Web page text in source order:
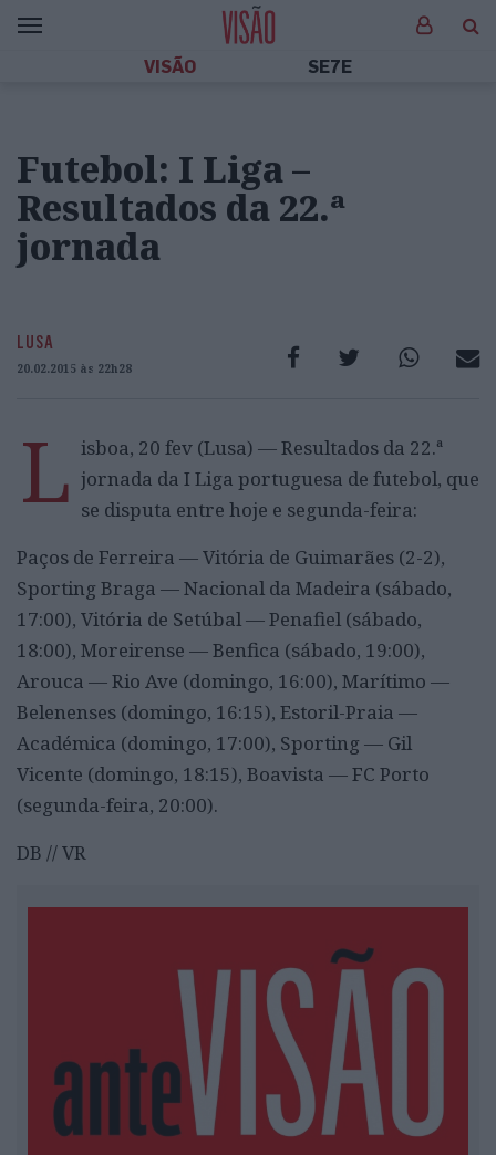
VISÃO SE7E
Futebol: I Liga –
Resultados da 22.ª
jornada
LUSA
20.02.2015 às 22h28
L isboa, 20 fev (Lusa) — Resultados da 22.ª
jornada da I Liga portuguesa de futebol, que
se disputa entre hoje e segunda-feira:
Paços de Ferreira — Vitória de Guimarães (2-2),
Sporting Braga — Nacional da Madeira (sábado,
17:00), Vitória de Setúbal — Penafiel (sábado,
18:00), Moreirense — Benfica (sábado, 19:00),
Arouca — Rio Ave (domingo, 16:00), Marítimo —
Belenenses (domingo, 16:15), Estoril-Praia —
Académica (domingo, 17:00), Sporting — Gil
Vicente (domingo, 18:15), Boavista — FC Porto
(segunda-feira, 20:00).
DB // VR